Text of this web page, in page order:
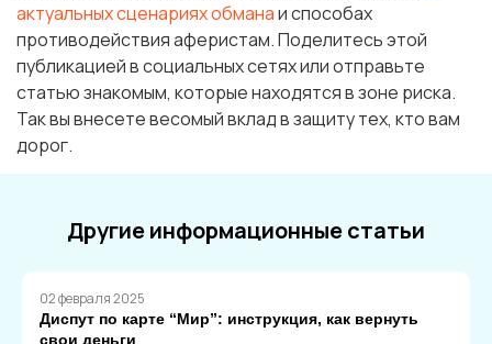
актуальных сценариях обманаи способах
противодействия аферистам. Поделитесь этой
публикацией в социальных сетях или отправьте
статью знакомым, которые находятся в зоне риска.
Так вы внесете весомый вклад в защиту тех, кто вам
дорог.
Другие информационные статьи
02 февраля 2025
Диспут по карте “Мир”: инструкция, как вернуть
свои деньги